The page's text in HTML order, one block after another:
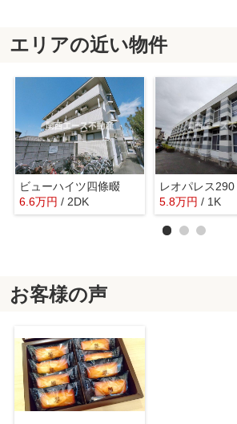
エリアの近い物件
ビューハイツ四條畷
6.6万円 / 2DK
レオパレス290
5.8万円 / 1K
お客様の声